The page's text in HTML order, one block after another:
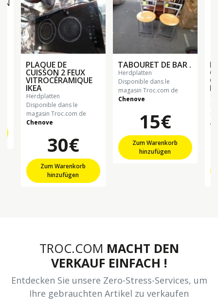
PLAQUE DE
CUISSON 2 FEUX
VITROCÉRAMIQUE
IKEA
herdplatten
Disponible dans le
magasin Troc.com de
Chenove
30€
Zum Warenkorb
hinzufügen
TABOURET DE BAR .
herdplatten
Disponible dans le
magasin Troc.com de
Chenove
15€
Zum Warenkorb
hinzufügen
TROC.COM MACHT DEN
VERKAUF EINFACH !
Entdecken Sie unsere Zero-Stress-Services, um
Ihre gebrauchten Artikel zu verkaufen